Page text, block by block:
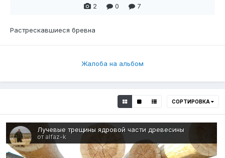
2 0 7
Растрескавшиеся бревна
Жалоба на альбом
СОРТИРОВКА
Лучевые трещины ядровой части древесины
от alfaz-k